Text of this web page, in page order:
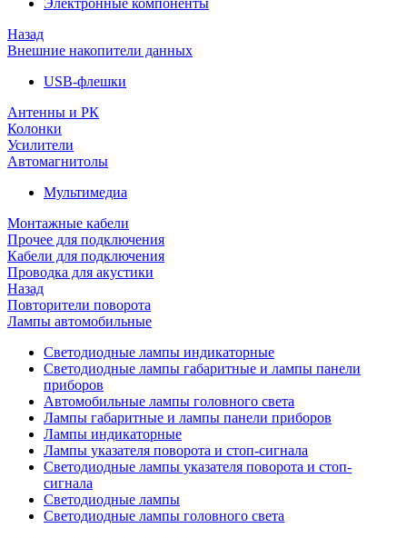
Электронные компоненты
Назад
Внешние накопители данных
USB-флешки
Антенны и РК
Колонки
Усилители
Автомагнитолы
Мультимедиа
Монтажные кабели
Прочее для подключения
Кабели для подключения
Проводка для акустики
Назад
Повторители поворота
Лампы автомобильные
Светодиодные лампы индикаторные
Светодиодные лампы габаритные и лампы панели
приборов
Автомобильные лампы головного света
Лампы габаритные и лампы панели приборов
Лампы индикаторные
Лампы указателя поворота и стоп-сигнала
Светодиодные лампы указателя поворота и стоп-
сигнала
Светодиодные лампы
Светодиодные лампы головного света